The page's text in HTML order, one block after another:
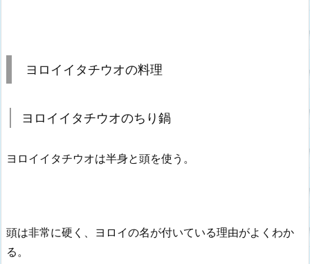
ヨロイイタチウオの料理
ヨロイイタチウオのちり鍋
ヨロイイタチウオは半身と頭を使う。
頭は非常に硬く、ヨロイの名が付いている理由がよくわか
る。